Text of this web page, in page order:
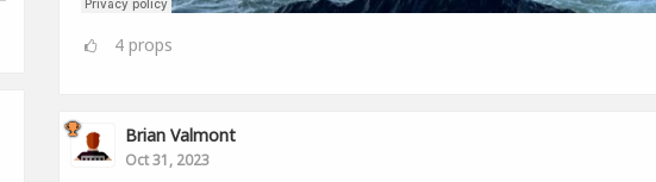
4props
Brian Valmont
Oct 31, 2023